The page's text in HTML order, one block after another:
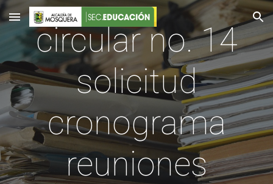
Skip to main content Skip to navigation
circular no. 14
solicitud
cronograma
reuniones